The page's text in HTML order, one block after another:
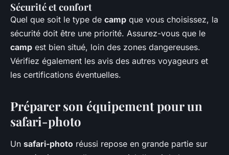
Sécurité et confort
Quel que soit le type de camp que vous choisissez, la
sécurité doit être une priorité. Assurez-vous que le
camp est bien situé, loin des zones dangereuses.
Vérifiez également les avis des autres voyageurs et
les certifications éventuelles.
Préparer son équipement pour un
safari-photo
Un safari-photo réussi repose en grande partie sur